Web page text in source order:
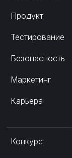
Продукт
Тестирование
Безопасность
Маркетинг
Карьера
Конкурс